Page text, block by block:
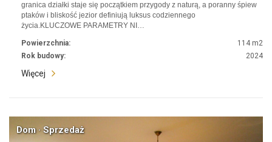
granica działki staje się początkiem przygody z naturą, a poranny śpiew
ptaków i bliskość jezior definiują luksus codziennego
życia.KLUCZOWE PARAMETRY NI…
Powierzchnia:
114 m2
Rok budowy:
2024
Więcej
Dom · Sprzedaż